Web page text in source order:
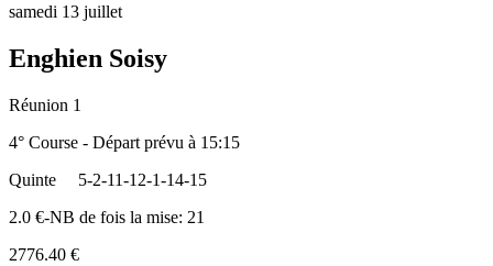
samedi 13 juillet
Enghien Soisy
Réunion 1
4° Course - Départ prévu à 15:15
Quinte
5-2-11-12-1-14-15
2.0 €-NB de fois la mise: 21
2776.40 €